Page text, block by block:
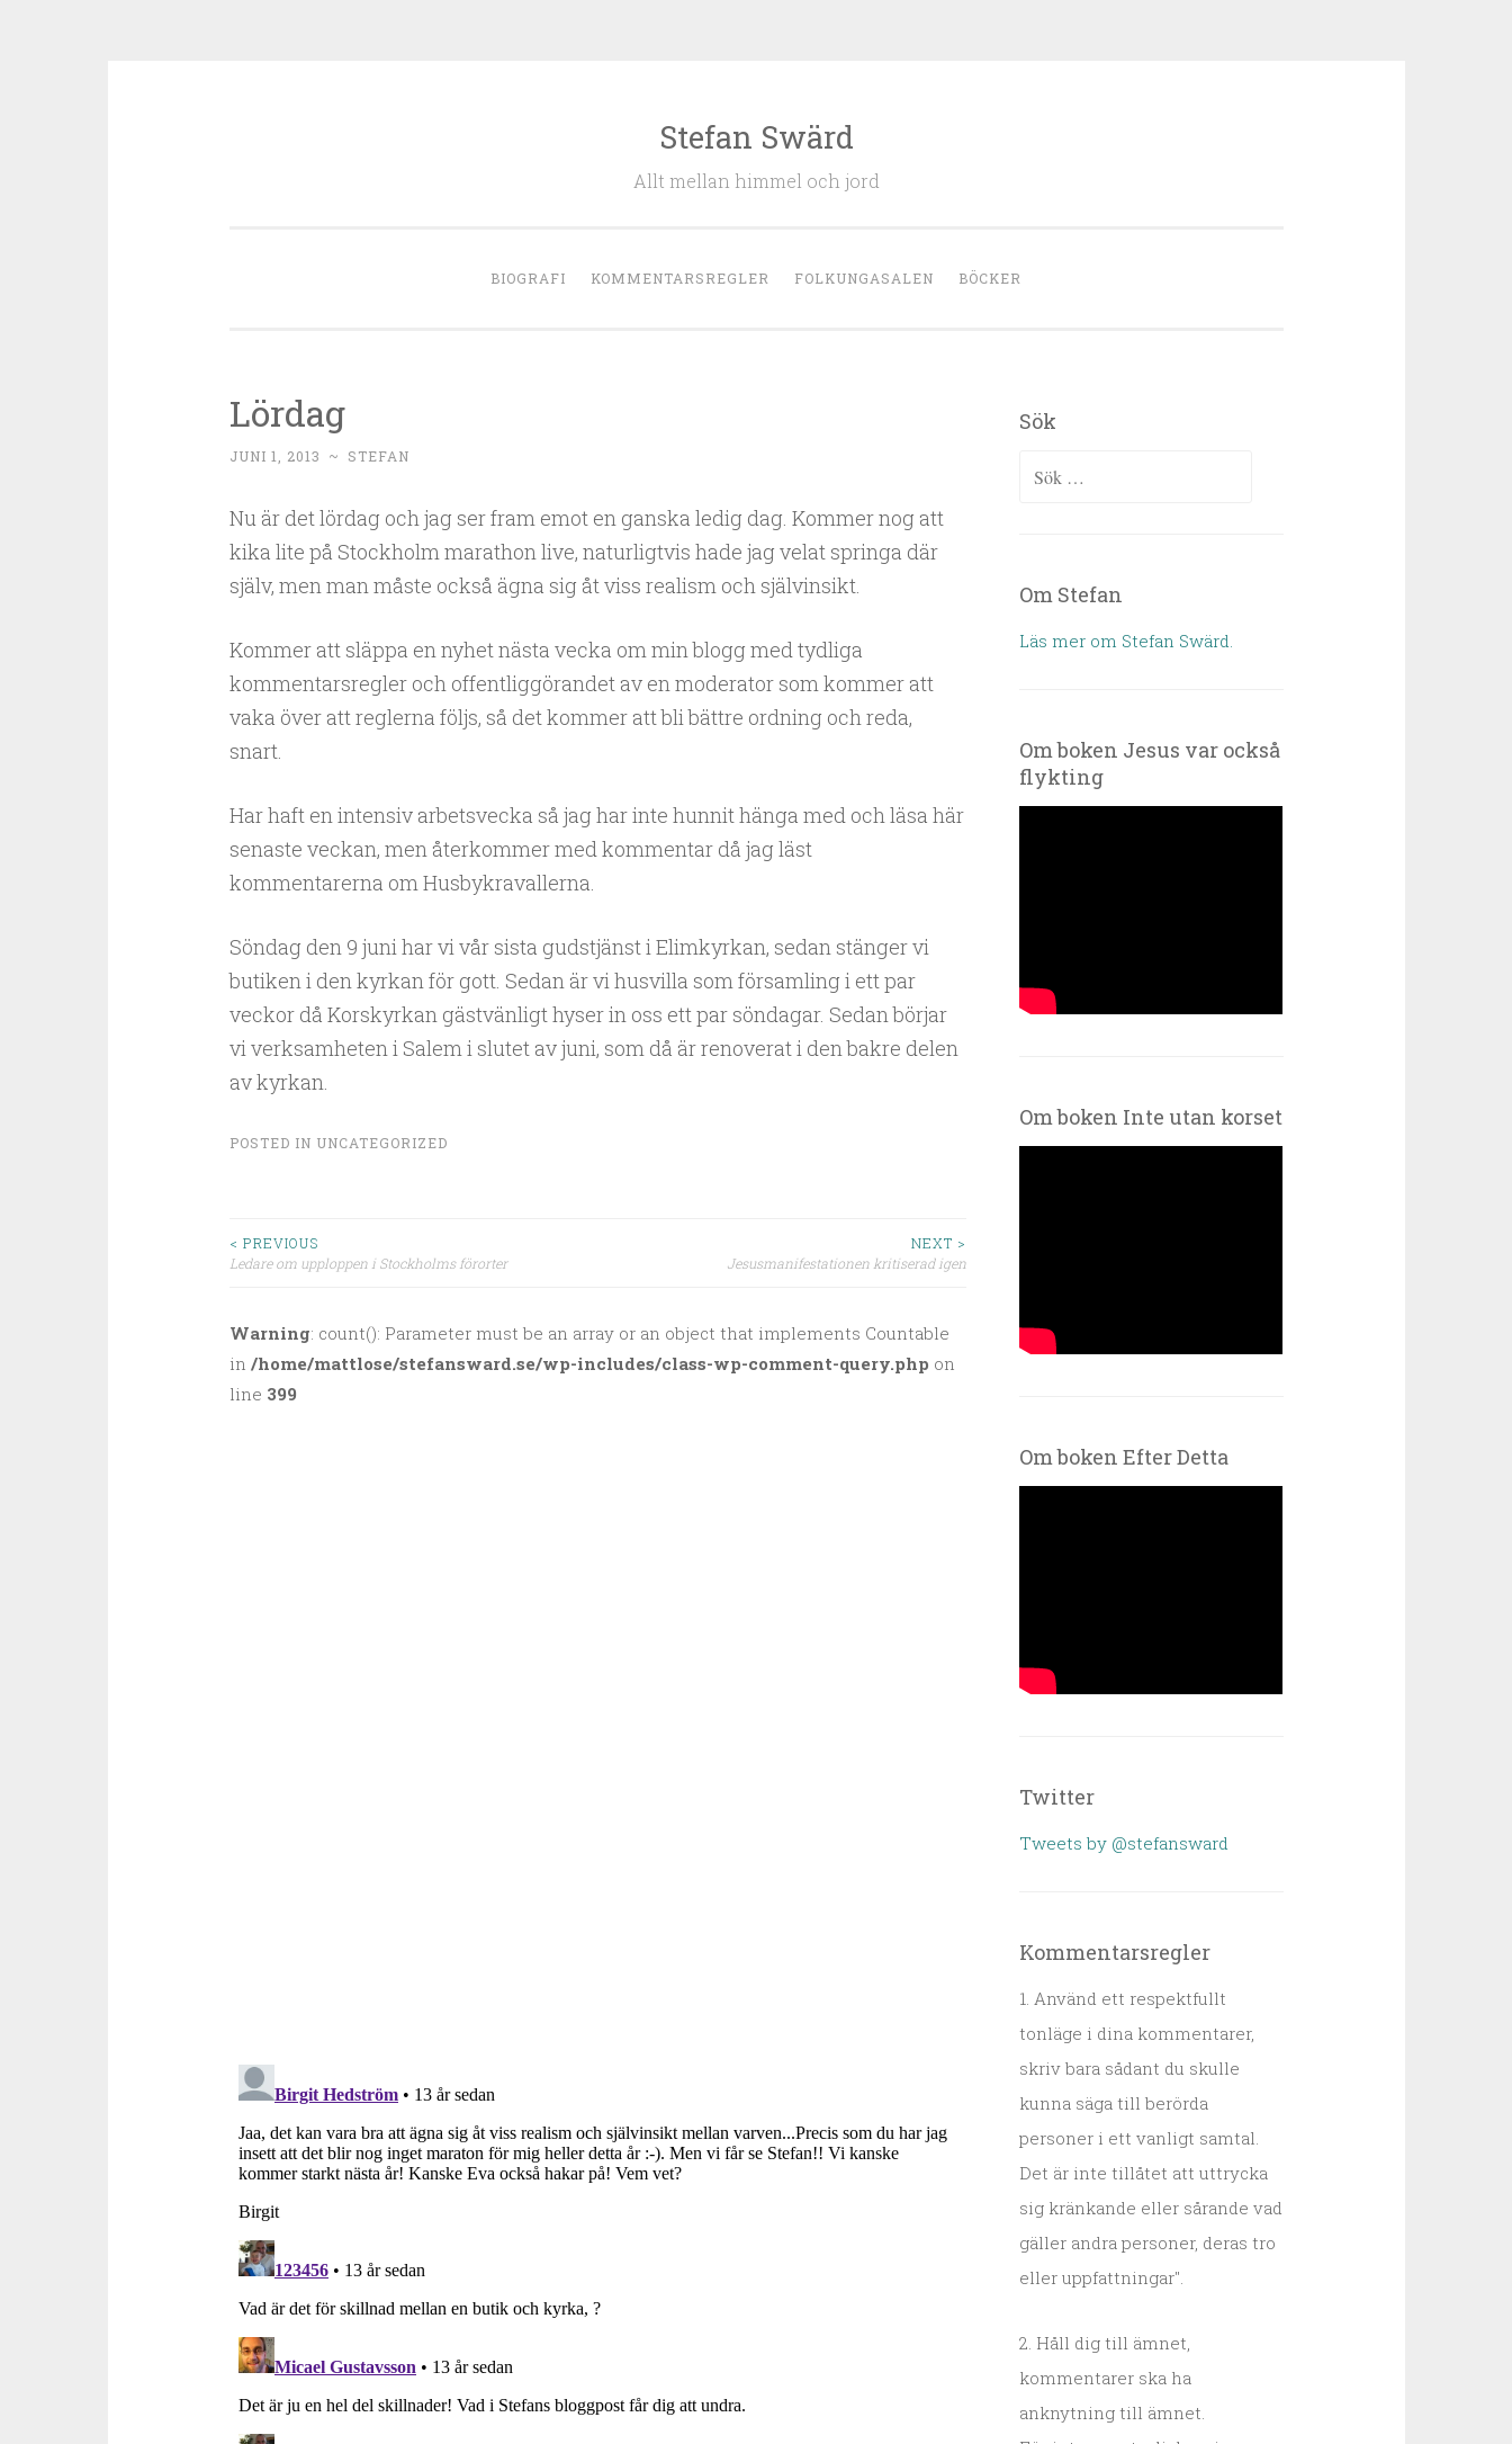
Stefan Swärd
Allt mellan himmel och jord
BIOGRAFI KOMMENTARSREGLER FOLKUNGASALEN BÖCKER
Lördag
JUNI 1, 2013 ~ STEFAN
Nu är det lördag och jag ser fram emot en ganska ledig dag. Kommer nog att
kika lite på Stockholm marathon live, naturligtvis hade jag velat springa där
själv, men man måste också ägna sig åt viss realism och självinsikt.
Kommer att släppa en nyhet nästa vecka om min blogg med tydliga
kommentarsregler och offentliggörandet av en moderator som kommer att
vaka över att reglerna följs, så det kommer att bli bättre ordning och reda,
snart.
Har haft en intensiv arbetsvecka så jag har inte hunnit hänga med och läsa här
senaste veckan, men återkommer med kommentar då jag läst
kommentarerna om Husbykravallerna.
Söndag den 9 juni har vi vår sista gudstjänst i Elimkyrkan, sedan stänger vi
butiken i den kyrkan för gott. Sedan är vi husvilla som församling i ett par
veckor då Korskyrkan gästvänligt hyser in oss ett par söndagar. Sedan börjar
vi verksamheten i Salem i slutet av juni, som då är renoverat i den bakre delen
av kyrkan.
POSTED IN UNCATEGORIZED
< PREVIOUS
Ledare om upploppen i Stockholms förorter
NEXT >
Jesusmanifestationen kritiserad igen
Warning: count(): Parameter must be an array or an object that implements Countable
in /home/mattlose/stefansward.se/wp-includes/class-wp-comment-query.php on
line 399
Sök
Sök efter:
Om Stefan
Läs mer om Stefan Swärd.
Om boken Jesus var också
flykting
Om boken Inte utan korset
Om boken Efter Detta
Twitter
Tweets by @stefansward
Kommentarsregler
1. Använd ett respektfullt
tonläge i dina kommentarer,
skriv bara sådant du skulle
kunna säga till berörda
personer i ett vanligt samtal.
Det är inte tillåtet att uttrycka
sig kränkande eller sårande vad
gäller andra personer, deras tro
eller uppfattningar".
2. Håll dig till ämnet,
kommentarer ska ha
anknytning till ämnet.